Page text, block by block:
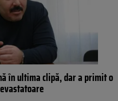
în ultima clipă, dar a primit o